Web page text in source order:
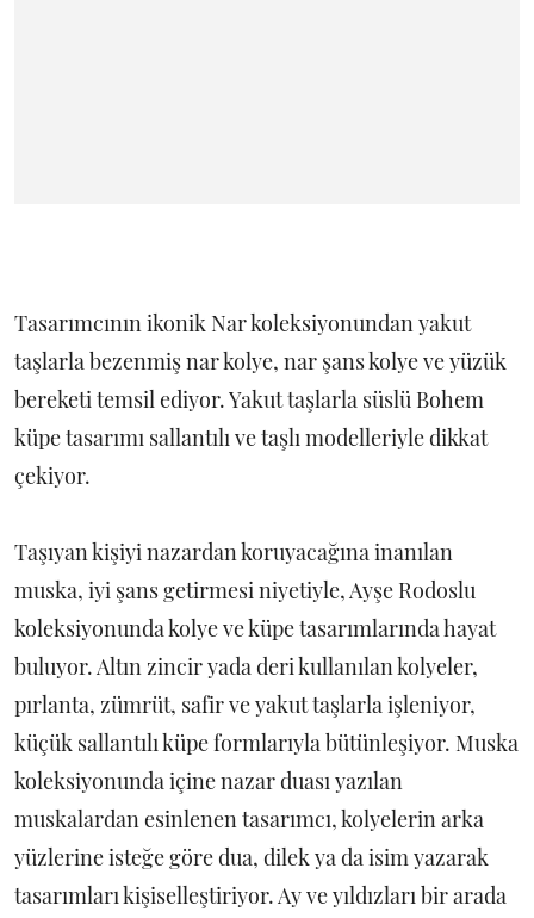
Tasarımcının ikonik Nar koleksiyonundan yakut
taşlarla bezenmiş nar kolye, nar şans kolye ve yüzük
bereketi temsil ediyor. Yakut taşlarla süslü Bohem
küpe tasarımı sallantılı ve taşlı modelleriyle dikkat
çekiyor.
Taşıyan kişiyi nazardan koruyacağına inanılan
muska, iyi şans getirmesi niyetiyle, Ayşe Rodoslu
koleksiyonunda kolye ve küpe tasarımlarında hayat
buluyor. Altın zincir yada deri kullanılan kolyeler,
pırlanta, zümrüt, safir ve yakut taşlarla işleniyor,
küçük sallantılı küpe formlarıyla bütünleşiyor. Muska
koleksiyonunda içine nazar duası yazılan
muskalardan esinlenen tasarımcı, kolyelerin arka
yüzlerine isteğe göre dua, dilek ya da isim yazarak
tasarımları kişiselleştiriyor. Ay ve yıldızları bir arada